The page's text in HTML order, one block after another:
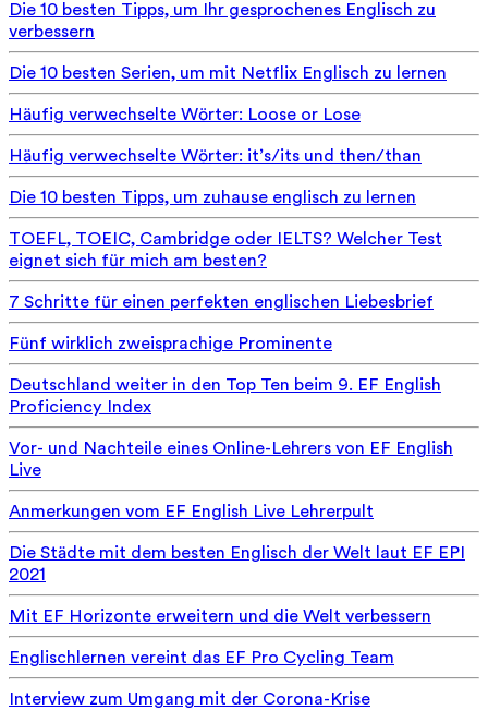
Die 10 besten Tipps, um Ihr gesprochenes Englisch zu
verbessern
Die 10 besten Serien, um mit Netflix Englisch zu lernen
Häufig verwechselte Wörter: Loose or Lose
Häufig verwechselte Wörter: it’s/its und then/than
Die 10 besten Tipps, um zuhause englisch zu lernen
TOEFL, TOEIC, Cambridge oder IELTS? Welcher Test
eignet sich für mich am besten?
7 Schritte für einen perfekten englischen Liebesbrief
Fünf wirklich zweisprachige Prominente
Deutschland weiter in den Top Ten beim 9. EF English
Proficiency Index
Vor- und Nachteile eines Online-Lehrers von EF English
Live
Anmerkungen vom EF English Live Lehrerpult
Die Städte mit dem besten Englisch der Welt laut EF EPI
2021
Mit EF Horizonte erweitern und die Welt verbessern
Englischlernen vereint das EF Pro Cycling Team
Interview zum Umgang mit der Corona-Krise